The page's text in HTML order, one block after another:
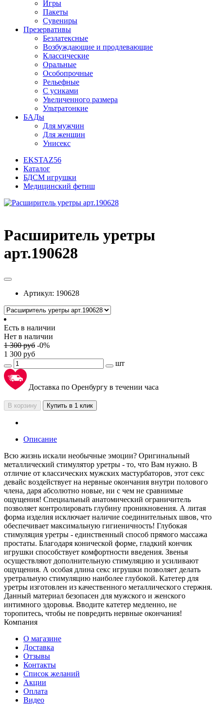
Игры
Пакеты
Сувениры
Презервативы
Безлатексные
Возбуждающие и продлевающие
Классические
Оральные
Особопрочные
Рельефные
С усиками
Увеличенного размера
Ультратонкие
БАДы
Для мужчин
Для женщин
Унисекс
EKSTAZ56
Каталог
БДСМ игрушки
Медицинский фетиш
Расширитель уретры
арт.190628
Артикул: 190628
Есть в наличии
Нет в наличии
1 300руб -0%
1 300 руб
шт
Доставка по Оренбургу в течении часа
В корзину Купить в 1 клик
Описание
Всю жизнь искали необычные эмоции? Оригинальный
металлический стимулятор уретры - то, что Вам нужно. В
отличие от классических мужских мастурбаторов, этот секс
девайс воздействует на нервные окончания внутри полового
члена, даря абсолютно новые, ни с чем не сравнимые
ощущения! Специальный анатомический ограничитель
позволяет контролировать глубину проникновения. А литая
форма изделия исключает наличие соединительных швов, что
обеспечивает максимальную гигиеничность! Глубокая
стимуляция уретры - единственный способ прямого массажа
простаты. Благодаря конической форме, гладкий кончик
игрушки способствует комфортности введения. Звенья
осуществляют дополнительную стимуляцию и усиливают
ощущения. А особая длина секс игрушки позволяет делать
уретральную стимуляцию наиболее глубокой. Катетер для
уретры изготовлен из качественного металлического стержня.
Данный материал безопасен для мужского и женского
интимного здоровья. Вводите катетер медленно, не
торопитесь, чтобы не повредить нервные окончания!
Компания
О магазине
Доставка
Отзывы
Контакты
Список желаний
Акции
Оплата
Видео